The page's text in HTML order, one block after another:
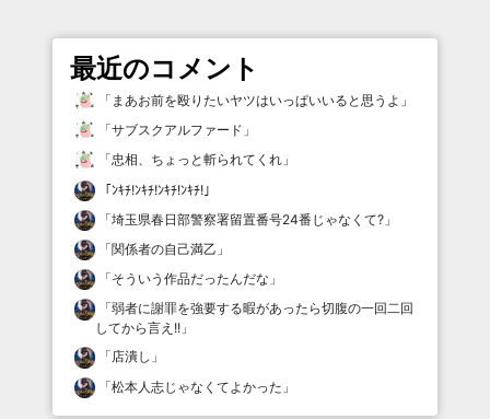
最近のコメント
「 まあお前を殴りたいヤツはいっぱいいると思うよ 」
「サブスクアルファード 」
「忠相、ちょっと斬られてくれ 」
「ﾝｷﾁ!ﾝｷﾁ!ﾝｷﾁ!ﾝｷﾁ! 」
「埼玉県春日部警察署留置番号24番じゃなくて? 」
「関係者の自己満乙 」
「そういう作品だったんだな 」
「弱者に謝罪を強要する暇があったら切腹の一回二回
してから言え!! 」
「店潰し 」
「松本人志じゃなくてよかった 」